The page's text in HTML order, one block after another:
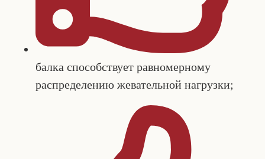
балка способствует равномерному
распределению жевательной нагрузки;